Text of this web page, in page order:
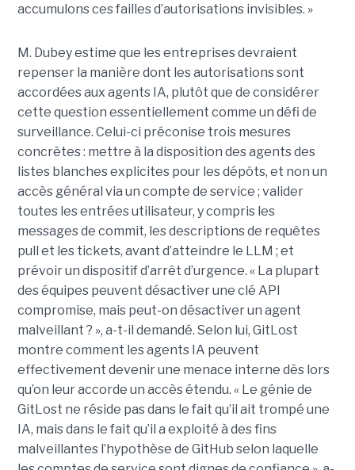
accumulons ces failles d’autorisations invisibles. »
M. Dubey estime que les entreprises devraient
repenser la manière dont les autorisations sont
accordées aux agents IA, plutôt que de considérer
cette question essentiellement comme un défi de
surveillance. Celui-ci préconise trois mesures
concrètes : mettre à la disposition des agents des
listes blanches explicites pour les dépôts, et non un
accès général via un compte de service ; valider
toutes les entrées utilisateur, y compris les
messages de commit, les descriptions de requêtes
pull et les tickets, avant d’atteindre le LLM ; et
prévoir un dispositif d’arrêt d’urgence. « La plupart
des équipes peuvent désactiver une clé API
compromise, mais peut-on désactiver un agent
malveillant ? », a-t-il demandé. Selon lui, GitLost
montre comment les agents IA peuvent
effectivement devenir une menace interne dès lors
qu’on leur accorde un accès étendu. « Le génie de
GitLost ne réside pas dans le fait qu’il ait trompé une
IA, mais dans le fait qu’il a exploité à des fins
malveillantes l’hypothèse de GitHub selon laquelle